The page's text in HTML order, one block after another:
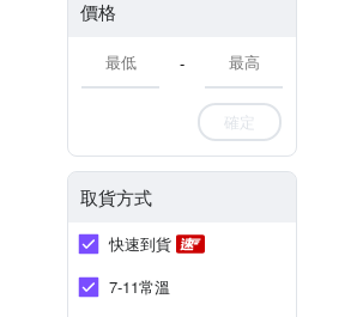
價格
-
確定
取貨方式
快速到貨
7-11常溫